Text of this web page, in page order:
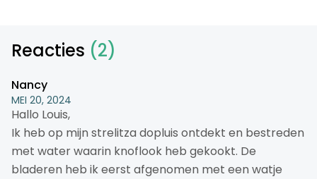
Reacties (2)
Nancy
MEI 20, 2024
Hallo Louis,
Ik heb op mijn strelitza dopluis ontdekt en bestreden
met water waarin knoflook heb gekookt. De
bladeren heb ik eerst afgenomen met een watje